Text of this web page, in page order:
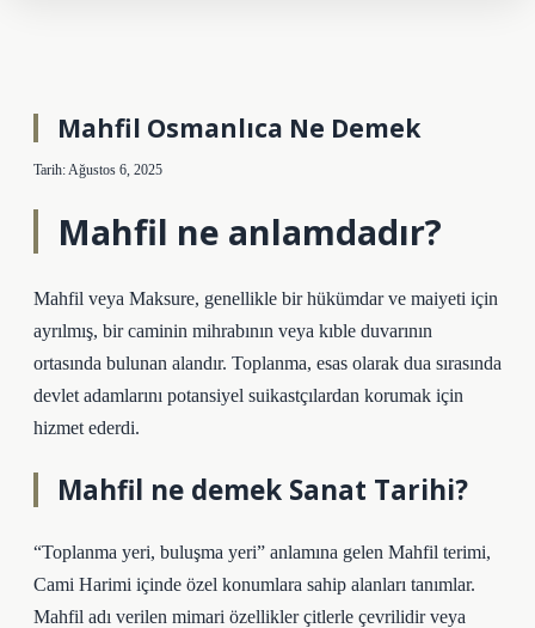
Mahfil Osmanlıca Ne Demek
Tarih: Ağustos 6, 2025
Mahfil ne anlamdadır?
Mahfil veya Maksure, genellikle bir hükümdar ve maiyeti için
ayrılmış, bir caminin mihrabının veya kıble duvarının
ortasında bulunan alandır. Toplanma, esas olarak dua sırasında
devlet adamlarını potansiyel suikastçılardan korumak için
hizmet ederdi.
Mahfil ne demek Sanat Tarihi?
“Toplanma yeri, buluşma yeri” anlamına gelen Mahfil terimi,
Cami Harimi içinde özel konumlara sahip alanları tanımlar.
Mahfil adı verilen mimari özellikler çitlerle çevrilidir veya